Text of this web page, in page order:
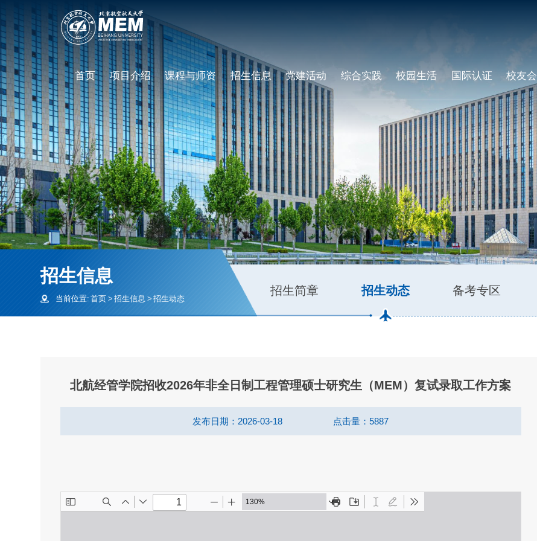
首页 项目介绍 课程与师资 招生信息 党建活动 综合实践 校园生活 国际认证 校友会
招生信息
当前位置: 首页 > 招生信息 > 招生动态
招生简章 招生动态 备考专区
北航经管学院招收2026年非全日制工程管理硕士研究生（MEM）复试录取工作方案
发布日期：2026-03-18 点击量：5887